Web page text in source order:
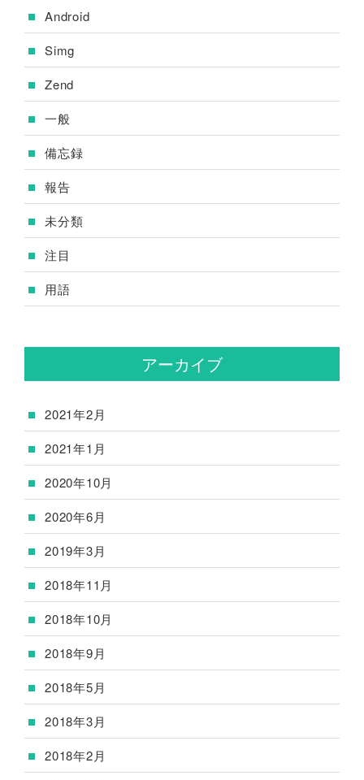
Android
Simg
Zend
一般
備忘録
報告
未分類
注目
用語
アーカイブ
2021年2月
2021年1月
2020年10月
2020年6月
2019年3月
2018年11月
2018年10月
2018年9月
2018年5月
2018年3月
2018年2月